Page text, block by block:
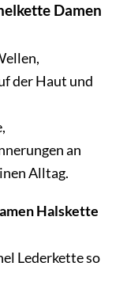
Damen
der Haut und
,
an
Alltag.
Halskette
Lederkette so